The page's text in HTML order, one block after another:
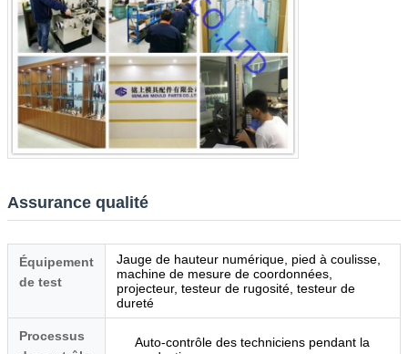
SOUMETTRE
Assurance qualité
Équipement
de test
Jauge de hauteur numérique, pied à coulisse,
machine de mesure de coordonnées,
projecteur, testeur de rugosité, testeur de
dureté
Processus
Auto-contrôle des techniciens pendant la